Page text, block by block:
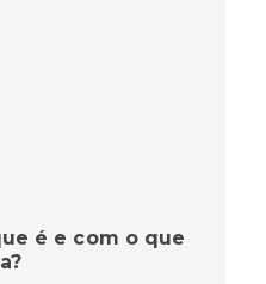
é e com o que